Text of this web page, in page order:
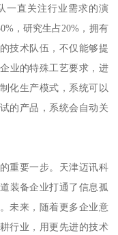
一直关注行业需求的演
，研究生占20%，拥有
技术队伍，不仅能够提
业的特殊工艺要求，进
化生产模式，系统可以
的产品，系统会自动关
重要一步。天津迈讯科
装备企业打通了信息孤
未来，随着更多企业意
行业，用更先进的技术